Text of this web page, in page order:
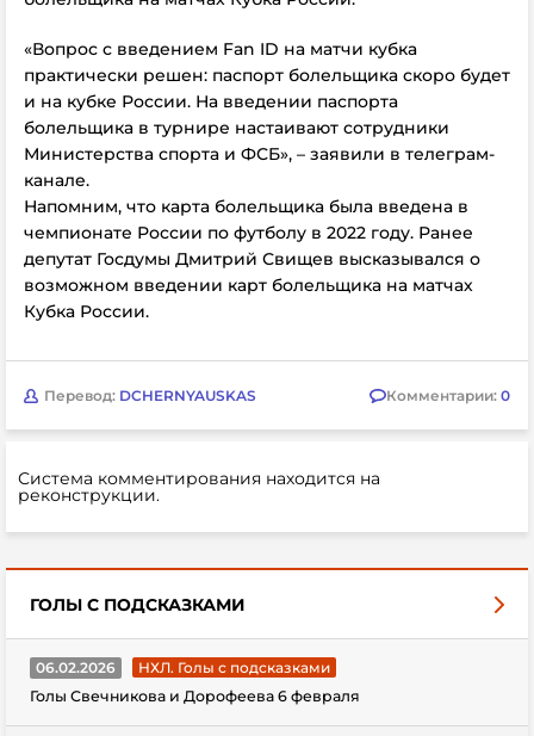
«Вопрос с введением Fan ID на матчи кубка
практически решен: паспорт болельщика скоро будет
и на кубке России. На введении паспорта
болельщика в турнире настаивают сотрудники
Министерства спорта и ФСБ», – заявили в телеграм-
канале.
Напомним, что карта болельщика была введена в
чемпионате России по футболу в 2022 году. Ранее
депутат Госдумы Дмитрий Свищев высказывался о
возможном введении карт болельщика на матчах
Кубка России.
Перевод: DCHERNYAUSKAS Комментарии: 0
Система комментирования находится на
реконструкции.
ГОЛЫ С ПОДСКАЗКАМИ
06.02.2026
НХЛ. Голы с подсказками
Голы Свечникова и Дорофеева 6 февраля